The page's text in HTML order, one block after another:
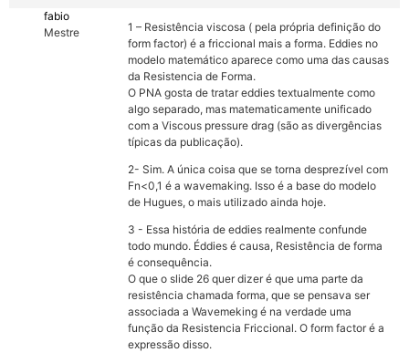
fabio
Mestre
1 – Resistência viscosa ( pela própria definição do
form factor) é a friccional mais a forma. Eddies no
modelo matemático aparece como uma das causas
da Resistencia de Forma.
O PNA gosta de tratar eddies textualmente como
algo separado, mas matematicamente unificado
com a Viscous pressure drag (são as divergências
típicas da publicação).
2- Sim. A única coisa que se torna desprezível com
Fn<0,1 é a wavemaking. Isso é a base do modelo
de Hugues, o mais utilizado ainda hoje.
3 - Essa história de eddies realmente confunde
todo mundo. Éddies é causa, Resistência de forma
é consequência.
O que o slide 26 quer dizer é que uma parte da
resistência chamada forma, que se pensava ser
associada a Wavemeking é na verdade uma
função da Resistencia Friccional. O form factor é a
expressão disso.